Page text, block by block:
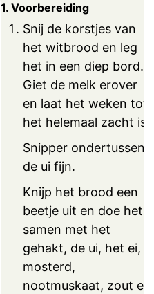
1. Voorbereiding
Snij de korstjes van
het witbrood en leg
het in een diep bord.
Giet de melk erover
en laat het weken tot
het helemaal zacht is.
Snipper ondertussen
de ui fijn.
Knijp het brood een
beetje uit en doe het
samen met het
gehakt, de ui, het ei,
mosterd,
nootmuskaat, zout en